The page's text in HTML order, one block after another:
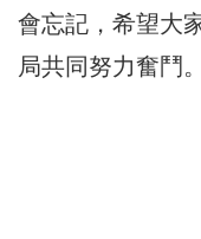
會忘記，希望大
局共同努力奮鬥。